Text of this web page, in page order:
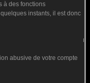
à des fonctions
instants, il est donc
abusive de votre compte